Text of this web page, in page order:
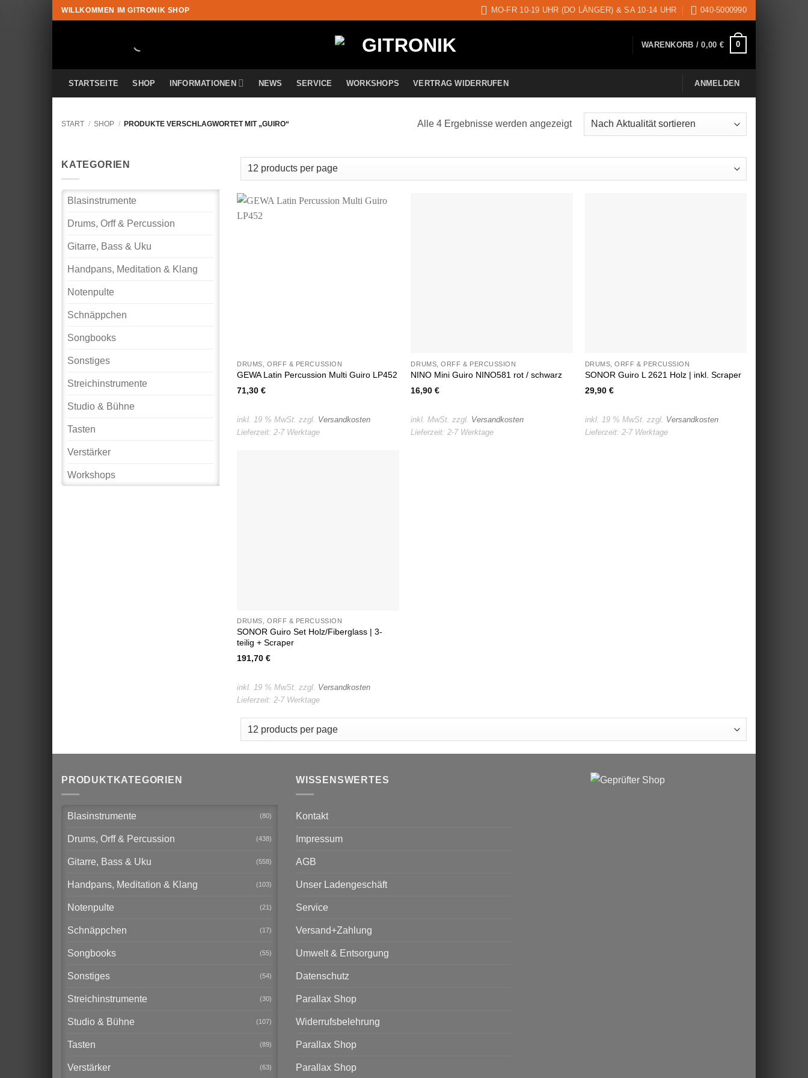
Zum
Inhalt
WILLKOMMEN IM GITRONIK SHOP MO-FR 10-19 UHR (DO LÄNGER) & SA 10-14 UHR 040-5000990
WARENKORB /0,00 € 0
STARTSEITE SHOP INFORMATIONEN NEWS SERVICE WORKSHOPS VERTRAG WIDERRUFEN ANMELDEN
START / SHOP / PRODUKTE VERSCHLAGWORTET MIT „GUIRO“ Alle 4 Ergebnisse werden angezeigtNach
Aktualität
KATEGORIEN
Blasinstrumente
Drums, Orff & Percussion
Gitarre, Bass & Uku
Handpans, Meditation & Klang
Notenpulte
Schnäppchen
Songbooks
Sonstiges
Streichinstrumente
Studio & Bühne
Tasten
Verstärker
Workshops
DRUMS, ORFF & PERCUSSION
GEWA Latin Percussion Multi Guiro LP452
71,30€
inkl. 19 % MwSt. zzgl. Versandkosten
Lieferzeit:2-7 Werktage
DRUMS, ORFF & PERCUSSION
NINO Mini Guiro NINO581 rot / schwarz
16,90€
inkl. MwSt. zzgl. Versandkosten
Lieferzeit:2-7 Werktage
DRUMS, ORFF & PERCUSSION
SONOR Guiro L 2621 Holz | inkl. Scraper
29,90 €
inkl. 19 % MwSt. zzgl. Versandkosten
Lieferzeit: 2-7 Werktage
DRUMS, ORFF & PERCUSSION
SONOR Guiro Set Holz/Fiberglass | 3-
teilig + Scraper
191,70€
inkl. 19 % MwSt. zzgl. Versandkosten
Lieferzeit:2-7 Werktage
PRODUKTKATEGORIEN
Blasinstrumente (80)
Drums, Orff & Percussion (438)
Gitarre, Bass & Uku (558)
Handpans, Meditation & Klang (103)
Notenpulte (21)
Schnäppchen (17)
Songbooks (55)
Sonstiges (54)
Streichinstrumente (30)
Studio & Bühne (107)
Tasten (89)
Verstärker (63)
WISSENSWERTES
Kontakt
Impressum
AGB
Unser Ladengeschäft
Service
Versand+Zahlung
Umwelt & Entsorgung
Datenschutz
Parallax Shop
Widerrufsbelehrung
Parallax Shop
Parallax Shop